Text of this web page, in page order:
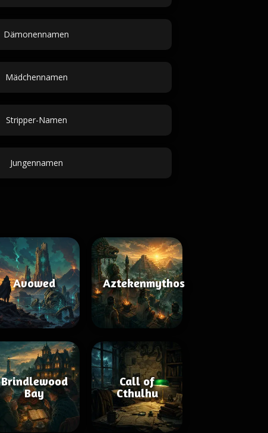
Dämonennamen
Mädchennamen
Stripper-Namen
Jungennamen
Avowed Aztekenmythos
Brindlewood
Bay
Call of
Cthulhu